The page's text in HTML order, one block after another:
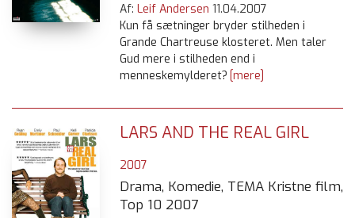
Af: Leif Andersen 11.04.2007
Kun få sætninger bryder stilheden i
Grande Chartreuse klosteret. Men taler
Gud mere i stilheden end i
menneskemylderet? [mere]
LARS AND THE REAL GIRL
2007
Drama, Komedie, TEMA Kristne film,
Top 10 2007